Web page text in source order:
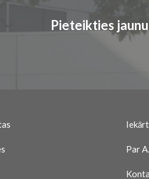
Pieteikties
Par